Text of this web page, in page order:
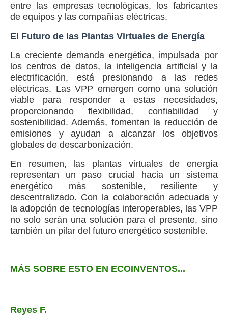
entre las empresas tecnológicas, los fabricantes
de equipos y las compañías eléctricas.
El Futuro de las Plantas Virtuales de Energía
La creciente demanda energética, impulsada por
los centros de datos, la inteligencia artificial y la
electrificación, está presionando a las redes
eléctricas. Las VPP emergen como una solución
viable para responder a estas necesidades,
proporcionando flexibilidad, confiabilidad y
sostenibilidad. Además, fomentan la reducción de
emisiones y ayudan a alcanzar los objetivos
globales de descarbonización.
En resumen, las plantas virtuales de energía
representan un paso crucial hacia un sistema
energético más sostenible, resiliente y
descentralizado. Con la colaboración adecuada y
la adopción de tecnologías interoperables, las VPP
no solo serán una solución para el presente, sino
también un pilar del futuro energético sostenible.
MÁS SOBRE ESTO EN ECOINVENTOS...
Reyes F.